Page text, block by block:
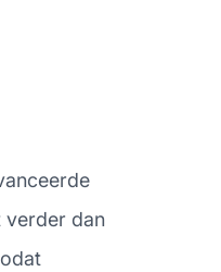
verder dan